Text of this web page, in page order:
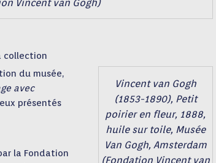
Vincent van Gogh)
collection
Vincent van Gogh
(1853-1890), Petit
poirier en fleur, 1888,
huile sur toile, Musée
Van Gogh, Amsterdam
(Fondation Vincent van
du musée,
avec
présentés
la Fondation